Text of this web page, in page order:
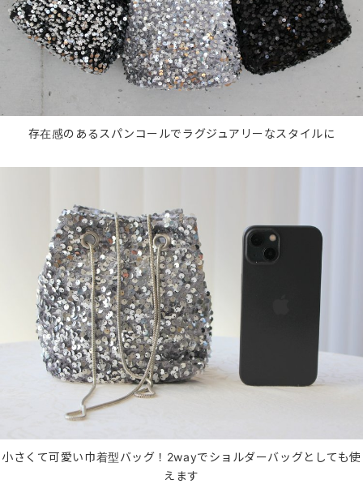
存在感のあるスパンコールでラグジュアリーなスタイルに
小さくて可愛い巾着型バッグ！2wayでショルダーバッグとしても使
えます